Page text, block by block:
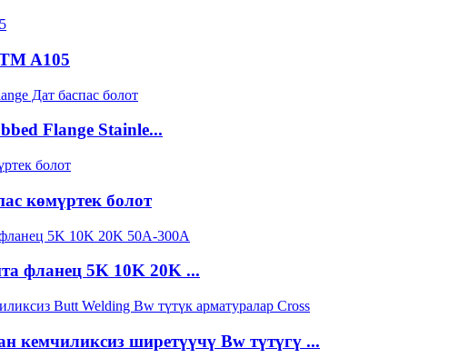
A105
Flange Stainle...
көмүртек болот
фланец 5K 10K 20K ...
кемчиликсиз ширетүүчү Bw түтүгү ...